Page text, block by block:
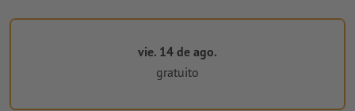
vie. 14 de ago.
gratuito